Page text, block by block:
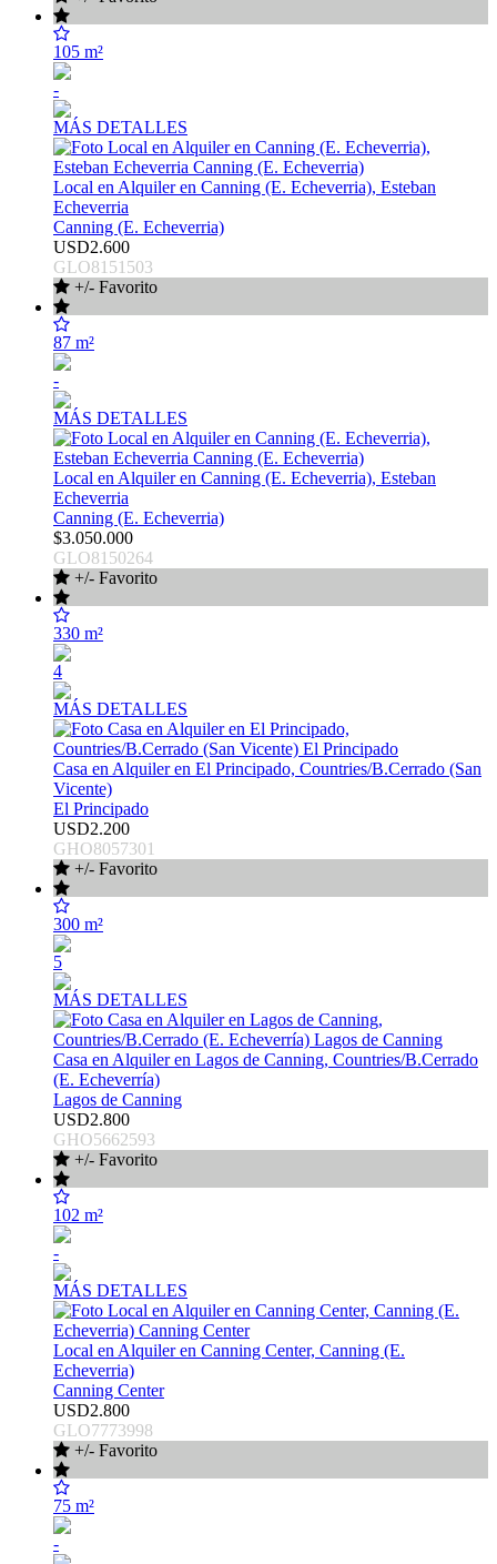
105 m²
-
MÁS DETALLES
Local en Alquiler en Canning (E. Echeverria), Esteban
Echeverria
Canning (E. Echeverria)
USD2.600
GLO8151503
+/- Favorito
87 m²
-
MÁS DETALLES
Local en Alquiler en Canning (E. Echeverria), Esteban
Echeverria
Canning (E. Echeverria)
$3.050.000
GLO8150264
+/- Favorito
330 m²
4
MÁS DETALLES
Casa en Alquiler en El Principado, Countries/B.Cerrado (San
Vicente)
El Principado
USD2.200
GHO8057301
+/- Favorito
300 m²
5
MÁS DETALLES
Casa en Alquiler en Lagos de Canning, Countries/B.Cerrado
(E. Echeverría)
Lagos de Canning
USD2.800
GHO5662593
+/- Favorito
102 m²
-
MÁS DETALLES
Local en Alquiler en Canning Center, Canning (E.
Echeverria)
Canning Center
USD2.800
GLO7773998
+/- Favorito
75 m²
-